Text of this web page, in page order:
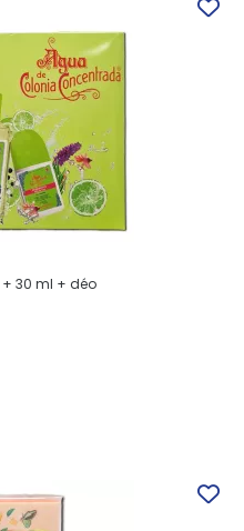
+ 30 ml + déo